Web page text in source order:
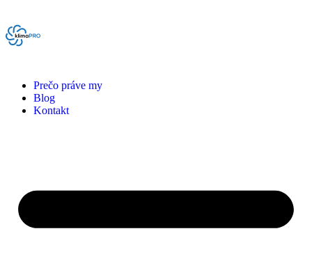
Prečo práve my
Blog
Kontakt